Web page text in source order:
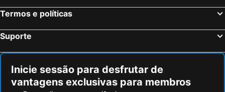
Termos e políticas
Suporte
Inicie sessão para desfrutar de
vantagens exclusivas para membros